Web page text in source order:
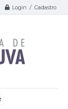
Login / Cadastro